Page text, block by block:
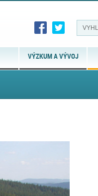
VÝZKUM A VÝVOJ